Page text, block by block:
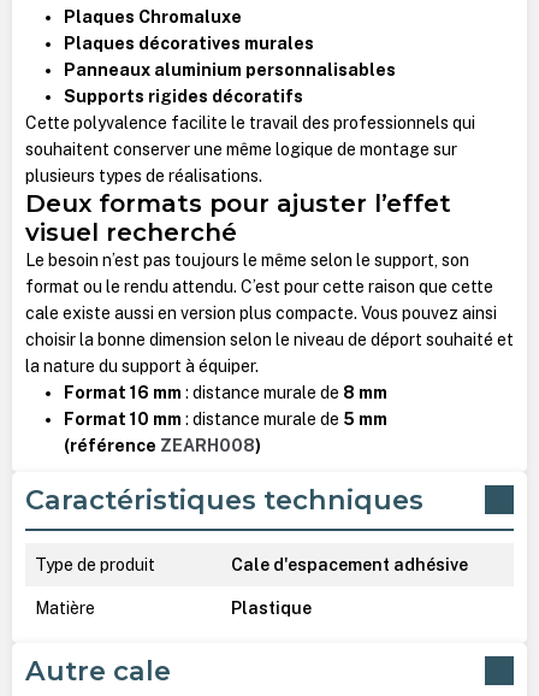
Plaques Chromaluxe
Plaques décoratives murales
Panneaux aluminium personnalisables
Supports rigides décoratifs
Cette polyvalence facilite le travail des professionnels qui
souhaitent conserver une même logique de montage sur
plusieurs types de réalisations.
Deux formats pour ajuster l’effet
visuel recherché
Le besoin n’est pas toujours le même selon le support, son
format ou le rendu attendu. C’est pour cette raison que cette
cale existe aussi en version plus compacte. Vous pouvez ainsi
choisir la bonne dimension selon le niveau de déport souhaité et
la nature du support à équiper.
Format 16 mm : distance murale de 8 mm
Format 10 mm : distance murale de 5 mm
(référence ZEARH008)
Caractéristiques techniques
Type de produit Cale d'espacement adhésive
Matière Plastique
Autre cale